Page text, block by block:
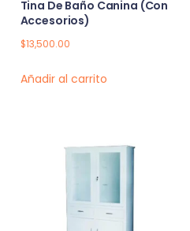
Tina De Baño Canina (Con
Accesorios)
$13,500.00
Añadir al carrito